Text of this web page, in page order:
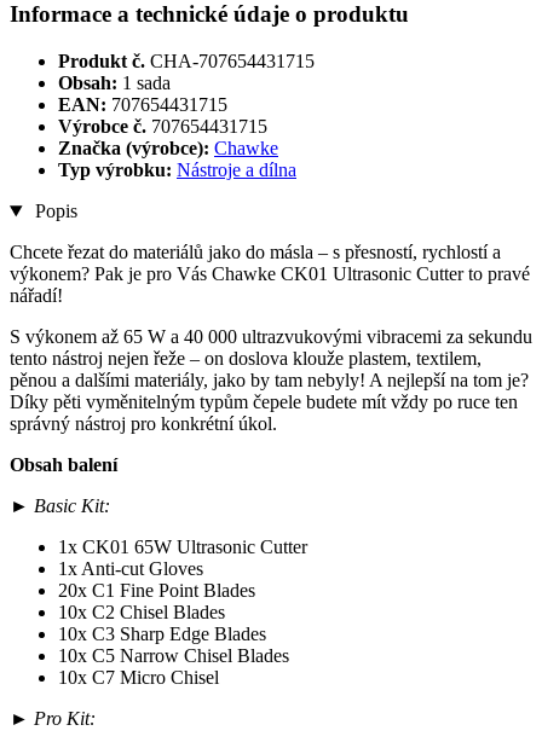
Informace a technické údaje o produktu
Produkt č. CHA-707654431715
Obsah: 1 sada
EAN: 707654431715
Výrobce č. 707654431715
Značka (výrobce): Chawke
Typ výrobku: Nástroje a dílna
Popis
Chcete řezat do materiálů jako do másla – s přesností, rychlostí a
výkonem? Pak je pro Vás Chawke CK01 Ultrasonic Cutter to pravé
nářadí!
S výkonem až 65 W a 40 000 ultrazvukovými vibracemi za sekundu
tento nástroj nejen řeže – on doslova klouže plastem, textilem,
pěnou a dalšími materiály, jako by tam nebyly! A nejlepší na tom je?
Díky pěti vyměnitelným typům čepele budete mít vždy po ruce ten
správný nástroj pro konkrétní úkol.
Obsah balení
► Basic Kit:
1x CK01 65W Ultrasonic Cutter
1x Anti-cut Gloves
20x C1 Fine Point Blades
10x C2 Chisel Blades
10x C3 Sharp Edge Blades
10x C5 Narrow Chisel Blades
10x C7 Micro Chisel
► Pro Kit: